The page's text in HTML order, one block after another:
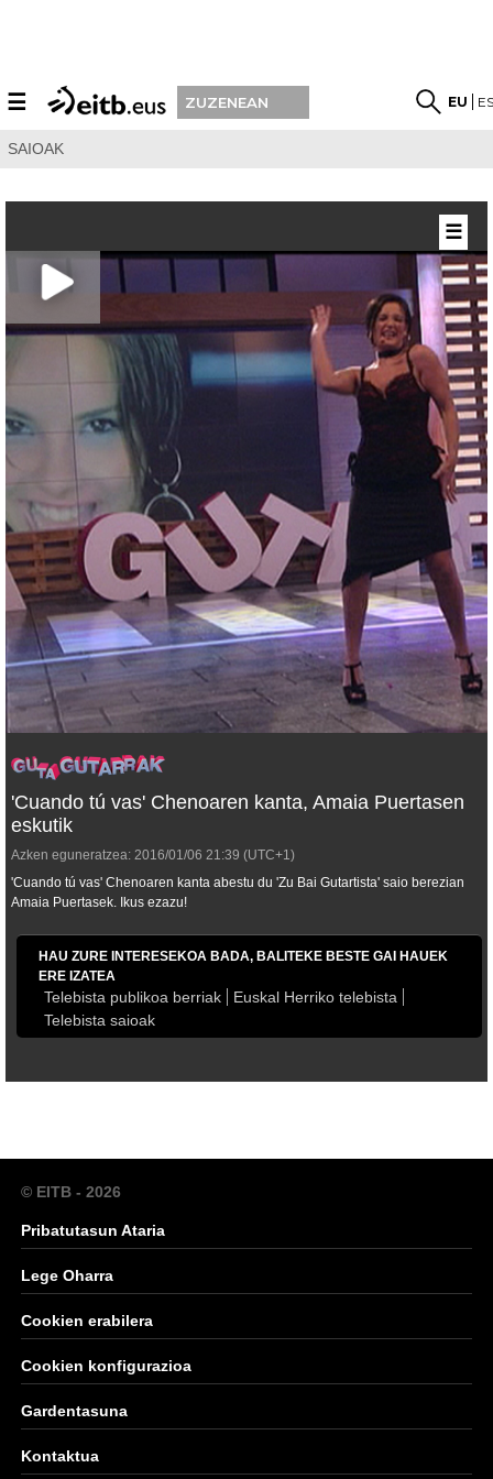
☰ ZUZENEAN EU
SAIOAK
'Cuando tú vas' Chenoaren kanta, Amaia Puertasen
eskutik
Azken eguneratzea: 2016/01/06 21:39 (UTC+1)
'Cuando tú vas' Chenoaren kanta abestu du 'Zu Bai Gutartista' saio berezian
Amaia Puertasek. Ikus ezazu!
HAU ZURE INTERESEKOA BADA, BALITEKE BESTE GAI HAUEK
ERE IZATEA
Telebista publikoa berriak
Euskal Herriko telebista
Telebista saioak
☰
© EITB - 2026
Pribatutasun Ataria
Lege Oharra
Cookien erabilera
Cookien konfigurazioa
Gardentasuna
Kontaktua